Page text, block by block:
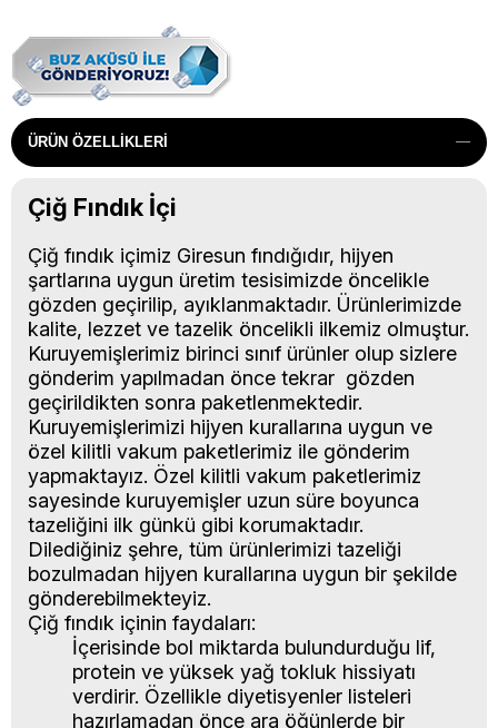
ÜRÜN ÖZELLIKLERI
Çiğ Fındık İçi
Çiğ fındık içimiz Giresun fındığıdır, hijyen
şartlarına uygun üretim tesisimizde öncelikle
gözden geçirilip, ayıklanmaktadır. Ürünlerimizde
kalite, lezzet ve tazelik öncelikli ilkemiz olmuştur.
Kuruyemişlerimiz birinci sınıf ürünler olup sizlere
gönderim yapılmadan önce tekrar gözden
geçirildikten sonra paketlenmektedir.
Kuruyemişlerimizi hijyen kurallarına uygun ve
özel kilitli vakum paketlerimiz ile gönderim
yapmaktayız. Özel kilitli vakum paketlerimiz
sayesinde kuruyemişler uzun süre boyunca
tazeliğini ilk günkü gibi korumaktadır.
Dilediğiniz şehre, tüm ürünlerimizi tazeliği
bozulmadan hijyen kurallarına uygun bir şekilde
gönderebilmekteyiz.
Çiğ fındık içinin faydaları:
İçerisinde bol miktarda bulundurduğu lif,
protein ve yüksek yağ tokluk hissiyatı
verdirir. Özellikle diyetisyenler listeleri
hazırlamadan önce ara öğünlerde bir